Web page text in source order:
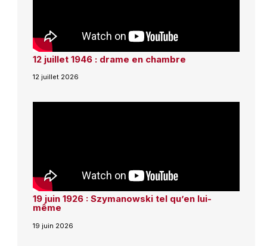
12 juillet 1946 : drame en chambre
12 juillet 2026
19 juin 1926 : Szymanowski tel qu’en lui-
même
19 juin 2026